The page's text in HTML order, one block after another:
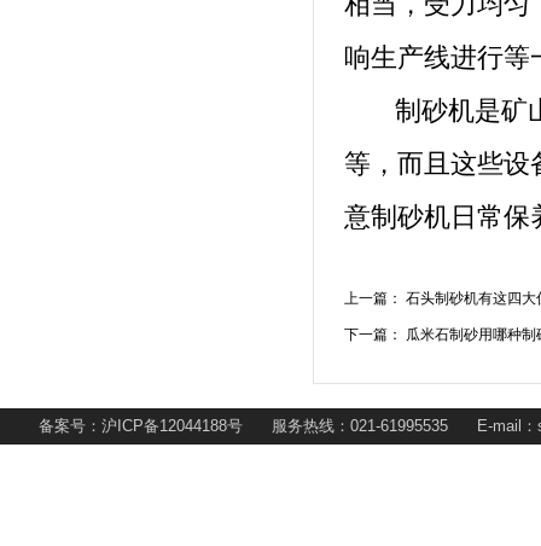
响生产线进行等
制砂机是矿山
等，而且这些设
意制砂机日常保
上一篇： 石头制砂机有这四
下一篇： 瓜米石制砂用哪种制
备案号：沪ICP备12044188号 服务热线：021-61995535 E-mail